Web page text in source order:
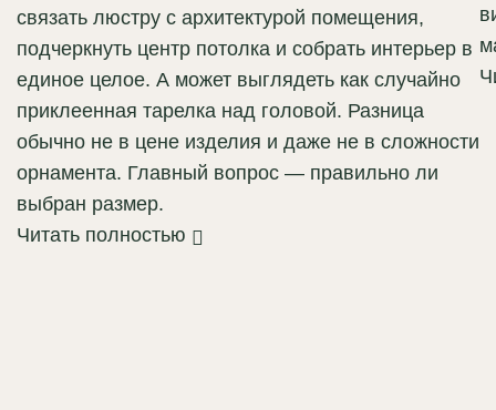
связать люстру с архитектурой помещения,
подчеркнуть центр потолка и собрать интерьер в
единое целое. А может выглядеть как случайно
приклеенная тарелка над головой. Разница
обычно не в цене изделия и даже не в сложности
орнамента. Главный вопрос — правильно ли
выбран размер.
Читать полностью